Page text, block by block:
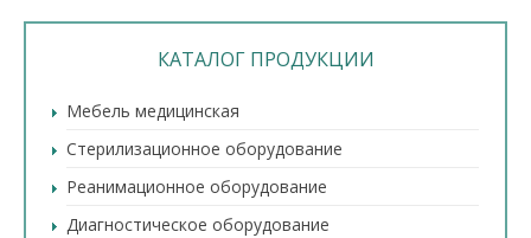
КАТАЛОГ ПРОДУКЦИИ
Мебель медицинская
Стерилизационное оборудование
Реанимационное оборудование
Диагностическое оборудование